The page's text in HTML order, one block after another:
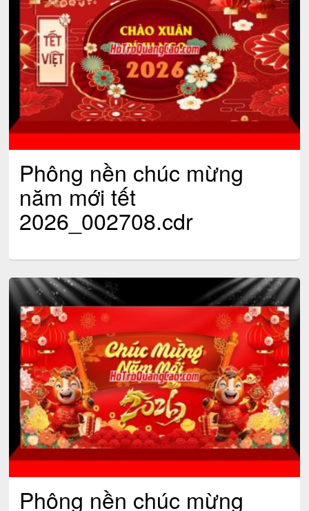
Phông nền chúc mừng
năm mới tết
2026_002708.cdr
Phông nền chúc mừng